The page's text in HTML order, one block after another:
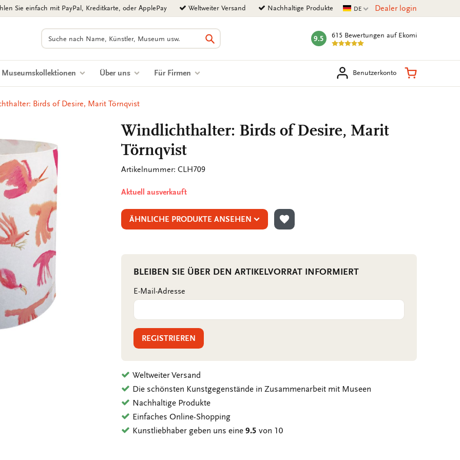
Sie einfach mit PayPal, Kreditkarte, oder ApplePay Weltweiter Versand Nachhaltige Produkte Aktuelle Sprache
DE Dealer login
Suchen
Suchen
mark:
9.5 615 Bewertungen auf Ekomi
Museumskollektionen Über uns Für Firmen Benutzerkonto Warenkorb
Birds of Desire, Marit Törnqvist
Windlichthalter: Birds of Desire, Marit
Törnqvist
Artikelnummer: CLH709
Aktuell ausverkauft
ÄHNLICHE PRODUKTE ANSEHEN
ZUR WUNSCHLISTE HINZUFÜGEN
BLEIBEN SIE ÜBER DEN ARTIKELVORRAT INFORMIERT
E-Mail-Adresse
REGISTRIEREN
Weltweiter Versand
Die schönsten Kunstgegenstände in Zusammenarbeit mit Museen
Nachhaltige Produkte
Einfaches Online-Shopping
Kunstliebhaber geben uns eine9.5 von 10